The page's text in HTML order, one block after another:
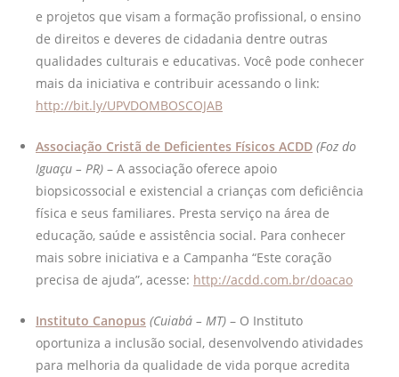
e projetos que visam a formação profissional, o ensino
de direitos e deveres de cidadania dentre outras
qualidades culturais e educativas. Você pode conhecer
mais da iniciativa e contribuir acessando o link:
http://bit.ly/UPVDOMBOSCOJAB
Associação Cristã de Deficientes Físicos ACDD (Foz do
Iguaçu – PR) – A associação oferece apoio
biopsicossocial e existencial a crianças com deficiência
física e seus familiares. Presta serviço na área de
educação, saúde e assistência social. Para conhecer
mais sobre iniciativa e a Campanha “Este coração
precisa de ajuda”, acesse: http://acdd.com.br/doacao
Instituto Canopus (Cuiabá – MT) – O Instituto
oportuniza a inclusão social, desenvolvendo atividades
para melhoria da qualidade de vida porque acredita